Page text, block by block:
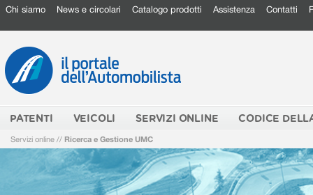
Chi siamo News e circolari Catalogo prodotti Assistenza Contatti
PATENTI VEICOLI SERVIZI ONLINE CODICE
Servizi online // Ricerca e Gestione UMC